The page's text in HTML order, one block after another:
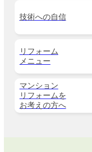
技術への自信
リフォーム
メニュー
マンション
リフォームを
お考えの方へ